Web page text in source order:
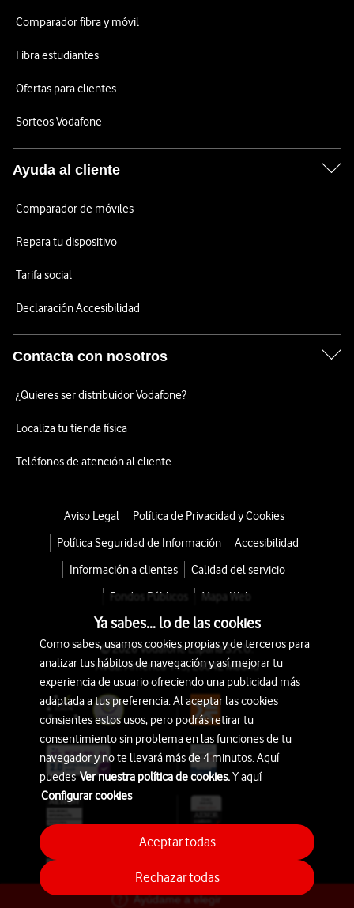
Ayúdame a elegir
Comparador fibra y móvil
Fibra estudiantes
Ofertas para clientes
Sorteos Vodafone
Ayuda al cliente
Comparador de móviles
Repara tu dispositivo
Tarifa social
Declaración Accesibilidad
Contacta con nosotros
¿Quieres ser distribuidor Vodafone?
Localiza tu tienda física
Teléfonos de atención al cliente
Aviso Legal
Política de Privacidad y Cookies
Política Seguridad de Información
Accesibilidad
Información a clientes
Calidad del servicio
Fondos Públicos
Mapa Web
© 2026 Vodafone España S.A.U.
Avda. América 115, 28042 Madrid
Ya sabes... lo de las cookies
Como sabes, usamos cookies propias y de terceros para
analizar tus hábitos de navegación y así mejorar tu
experiencia de usuario ofreciendo una publicidad más
adaptada a tus preferencia. Al aceptar las cookies
consientes estos usos, pero podrás retirar tu
consentimiento sin problema en las funciones de tu
navegador y no te llevará más de 4 minutos. Aquí
puedesVer nuestra política de cookies.Y aquí
Configurar cookies
Rechazar todas
Aceptar todas